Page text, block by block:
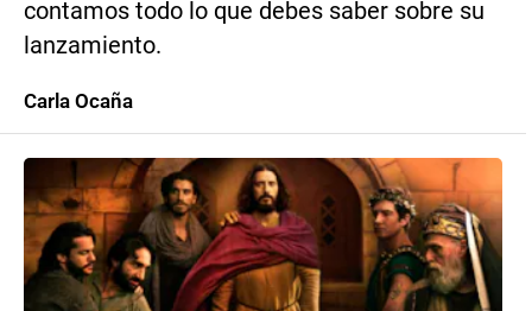
contamos todo lo que debes saber sobre su
lanzamiento.
Carla Ocaña